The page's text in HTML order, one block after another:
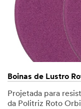
Boinas de Lustro
Projetada para
da Politriz Roto